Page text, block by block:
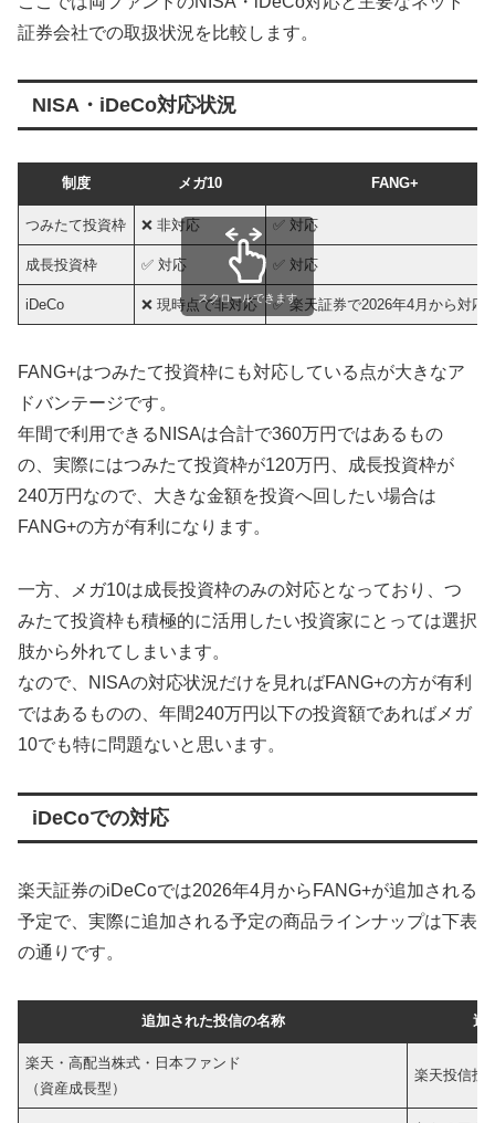
証券会社での取扱状況を比較します。
NISA・iDeCo対応状況
制度 メガ10 FANG+
つみたて投資枠 ❌ 非対応 ✅ 対応
成長投資枠 ✅ 対応 ✅ 対応
iDeCo ❌ 現時点で非対応 ✅ 楽天証券で2026年4月から対応
スクロールできます
FANG+はつみたて投資枠にも対応している点が大きなア
ドバンテージです。
年間で利用できるNISAは合計で360万円ではあるもの
の、実際にはつみたて投資枠が120万円、成長投資枠が
240万円なので、大きな金額を投資へ回したい場合は
FANG+の方が有利になります。
一方、メガ10は成長投資枠のみの対応となっており、つ
みたて投資枠も積極的に活用したい投資家にとっては選択
肢から外れてしまいます。
なので、NISAの対応状況だけを見ればFANG+の方が有利
ではあるものの、年間240万円以下の投資額であればメガ
10でも特に問題ないと思います。
iDeCoでの対応
楽天証券のiDeCoでは2026年4月からFANG+が追加される
予定で、実際に追加される予定の商品ラインナップは下表
の通りです。
追加された投信の名称 運
楽天・高配当株式・日本ファンド
（資産成長型）
楽天投信投